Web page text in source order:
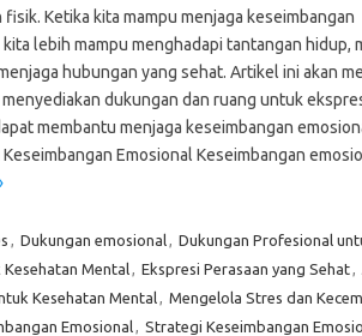
fisik. Ketika kita mampu menjaga keseimbangan
lebih mampu menghadapi tantangan hidup,
hubungan yang sehat. Artikel ini akan
menyediakan dukungan dan ruang untuk
membantu menjaga keseimbangan
Emosional Keseimbangan
, Dukungan emosional, Dukungan Profesional
Mental, Ekspresi Perasaan yang Sehat,
Kesehatan Mental, Mengelola Stres dan
Emosional, Strategi Keseimbangan